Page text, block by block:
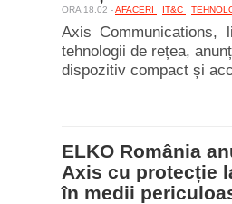
ORA 18.02 -AFACERI IT&C
Axis
tehnologii de rețea,
dispozitiv compact și
ELKO România
Axis cu protecție
în medii